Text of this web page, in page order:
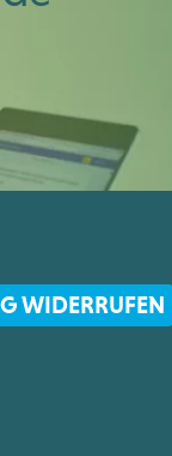
WIDERRUFEN